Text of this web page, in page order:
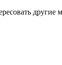
другие